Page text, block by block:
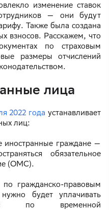
изменение ставок
— они будут
Также была создана
взносов. Расскажем, что
по страховым
размеры отчислений
лица
2022 года устанавливает
лиц:
граждане —
обязательное
(ОМС).
гражданско-правовым
будет уплачивать
по временной